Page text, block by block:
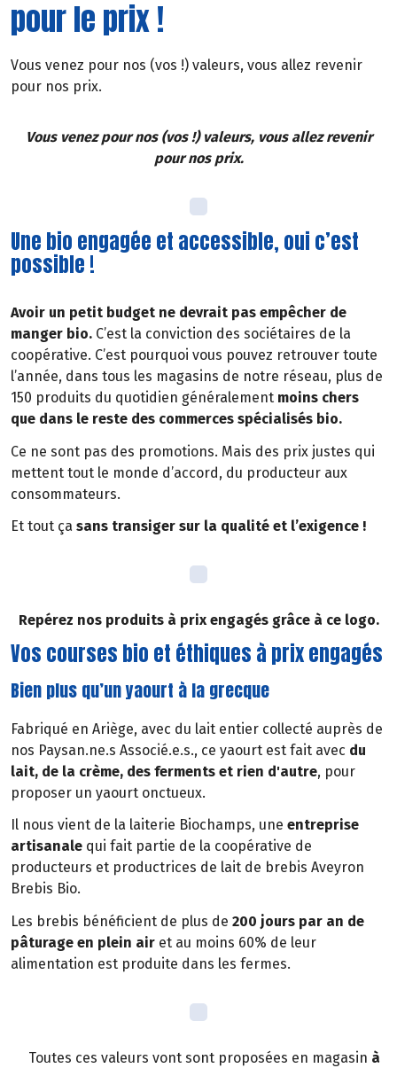
pour le prix !
Vous venez pour nos (vos !) valeurs, vous allez revenir
pour nos prix.
Vous venez pour nos (vos !) valeurs, vous allez revenir
pour nos prix.
Une bio engagée et accessible, oui c’est
possible !
Avoir un petit budget ne devrait pas empêcher de
manger bio. C’est la conviction des sociétaires de la
coopérative. C’est pourquoi vous pouvez retrouver toute
l’année, dans tous les magasins de notre réseau, plus de
150 produits du quotidien généralement moins chers
que dans le reste des commerces spécialisés bio.
Ce ne sont pas des promotions. Mais des prix justes qui
mettent tout le monde d’accord, du producteur aux
consommateurs.
Et tout ça sans transiger sur la qualité et l’exigence !
Repérez nos produits à prix engagés grâce à ce logo.
Vos courses bio et éthiques à prix engagés
Bien plus qu’un yaourt à la grecque
Fabriqué en Ariège, avec du lait entier collecté auprès de
nos Paysan.ne.s Associé.e.s., ce yaourt est fait avec du
lait, de la crème, des ferments et rien d'autre, pour
proposer un yaourt onctueux.
Il nous vient de la laiterie Biochamps, une entreprise
artisanale qui fait partie de la coopérative de
producteurs et productrices de lait de brebis Aveyron
Brebis Bio.
Les brebis bénéficient de plus de 200 jours par an de
pâturage en plein air et au moins 60% de leur
alimentation est produite dans les fermes.
Toutes ces valeurs vont sont proposées en magasin à